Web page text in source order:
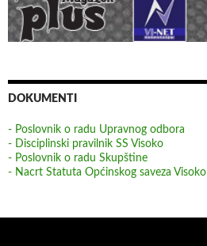
DOKUMENTI
- Poslovnik o radu Upravnog odbora
- Disciplinski pravilnik SS Visoko
- Poslovnik o radu Skupštine
- Nacrt Statuta Općinskog saveza Visoko